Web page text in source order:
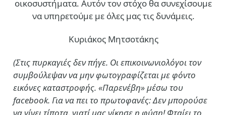
οικοσυστήματα. Αυτόν τον στόχο θα συνεχίσουμε
να υπηρετούμε με όλες μας τις δυνάμεις.
Κυριάκος Μητσοτάκης
(Στις πυρκαγιές δεν πήγε. Οι επικοινωνιολόγοι τον
συμβούλεψαν να μην φωτογραφίζεται με φόντο
εικόνες καταστροφής. «Παρενέβη» μέσω του
facebook. Για να πει το πρωτοφανές: Δεν μπορούσε